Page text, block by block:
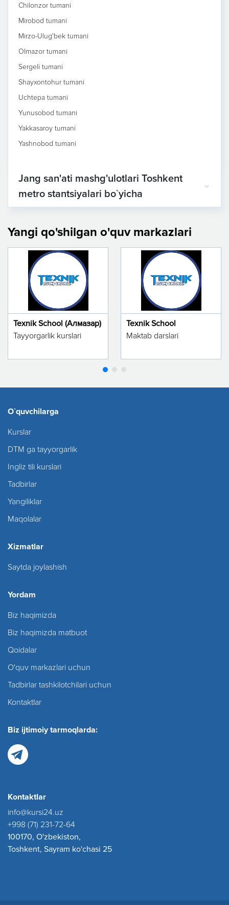
Chilonzor tumani
Mirobod tumani
Mirzo-Ulug'bek tumani
Olmazor tumani
Sergeli tumani
Shayxontohur tumani
Uchtepa tumani
Yunusobod tumani
Yakkasaroy tumani
Yashnobod tumani
Jang san'ati mashg'ulotlari Toshkent
metro stantsiyalari bo`yicha
Yangi qo'shilgan o'quv markazlari
Texnik School (Алмазар)
Tayyorgarlik kurslari
Texnik School
Maktab darslari
O`quvchilarga
Kurslar
DTM ga tayyorgarlik
Ingliz tili kurslari
Tadbirlar
Yangiliklar
Maqolalar
Xizmatlar
Saytda joylashish
Yordam
Biz haqimizda
Biz haqimizda matbuot
Qoidalar
O'quv markazlari uchun
Tadbirlar tashkilotchilari uchun
Kontaktlar
Biz ijtimoiy tarmoqlarda:
Kontaktlar
info@kursi24.uz
+998 (71) 231-72-64
100170, O'zbekiston,
Toshkent, Sayram ko'chasi 25